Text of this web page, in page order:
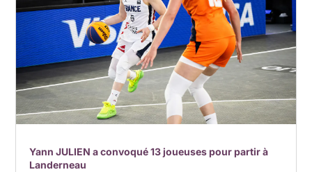
Yann JULIEN a convoqué 13 joueuses pour partir à
Landerneau